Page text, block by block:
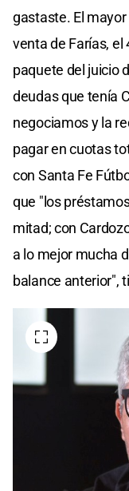
gastaste. El
venta de Farías, el
paquete del juicio
deudas que tenía
negociamos y la
pagar en cuotas
con Santa Fe
que "los
mitad; con
a lo mejor mucha
balance anterior",